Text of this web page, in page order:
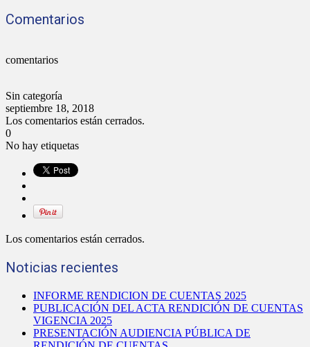
Comentarios
comentarios
Sin categoría
septiembre 18, 2018
Los comentarios están cerrados.
0
No hay etiquetas
Los comentarios están cerrados.
Noticias recientes
INFORME RENDICION DE CUENTAS 2025
PUBLICACIÓN DEL ACTA RENDICIÓN DE CUENTAS
VIGENCIA 2025
PRESENTACIÓN AUDIENCIA PÚBLICA DE